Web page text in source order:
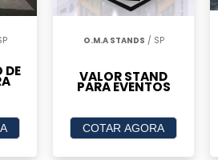
materiais de alta
é verificada para garantir que
altamente
DE
O.M.A STANDS / SP
VALOR STAND
PARA EVENTOS
COTAR AGORA